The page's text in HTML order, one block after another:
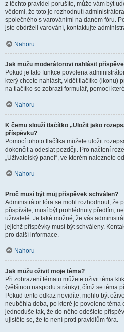
z těchto pravidel porušíte, může vám být
vědomí, že toto je rozhodnutí
společného s varováními na daném fóru.
jste obdrželi varování, kontaktujte
Nahoru
Jak můžu moderátorovi nahlásit
Pokud je tato funkce povolena
který chcete nahlásit, vidět tlačítko (ikonu)
na tlačítko se zobrazí formulář, pomocí
Nahoru
K čemu slouží tlačítko „Uložit jako
příspěvku?
Pomocí tohoto tlačítka můžete uložit
dokončit a odeslat později. Pro načtení
„Uživatelský panel“, ve kterém naleznete
Nahoru
Proč musí být můj příspěvek schválen?
Administrátor fóra se mohl rozhodnout, že
přispíváte, musí být prohlédnuty předtím,
uživatelé. Je také možné, že vás
jejichž příspěvky musí být schváleny.
pro další informace.
Nahoru
Jak můžu oživit moje téma?
Při zobrazení tématu můžete oživit téma
(většinou naspodu stránky), čímž se téma
Pokud tento odkaz nevidíte, mohlo být
neuběhla doba, po které je povoleno téma
jednoduše tak, že do něho odešlete
ujistěte se, že to není proti pravidlům fóra.